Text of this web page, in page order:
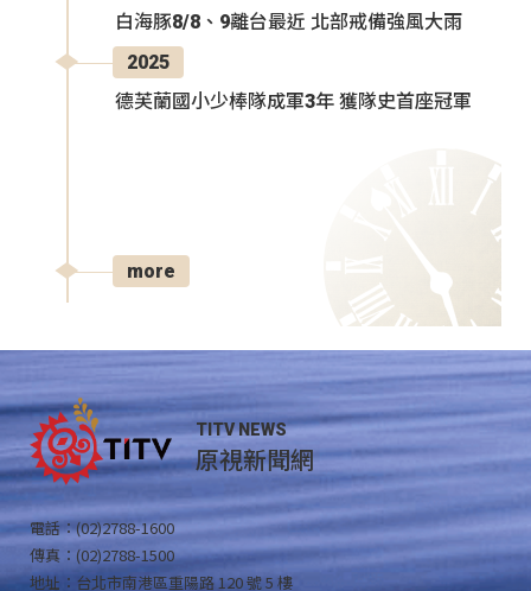
白海豚8/8、9離台最近 北部戒備強風大雨
2025
德芙蘭國小少棒隊成軍3年 獲隊史首座冠軍
more
TITV NEWS
原視新聞網
電話：(02)2788-1600
傳真：(02)2788-1500
地址：台北市南港區重陽路 120 號 5 樓